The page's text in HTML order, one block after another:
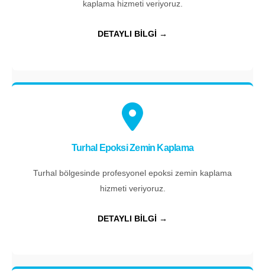
kaplama hizmeti veriyoruz.
DETAYLI BİLGİ →
Turhal Epoksi Zemin Kaplama
Turhal bölgesinde profesyonel epoksi zemin kaplama
hizmeti veriyoruz.
DETAYLI BİLGİ →